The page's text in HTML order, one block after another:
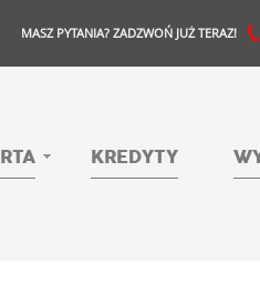
MASZ PYTANIA? ZADZWOŃ JUŻ TERAZ!
KREDYTY